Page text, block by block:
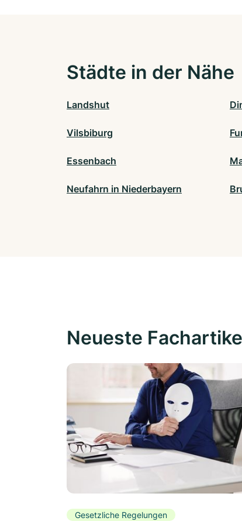
Städte in der Nähe
Landshut
Vilsbiburg
Essenbach
Neufahrn in Niederbayern
Neueste
Gesetzliche Regelungen